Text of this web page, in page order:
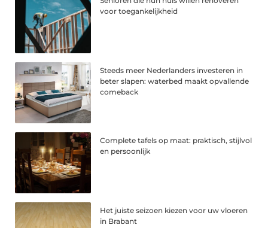
voor toegankelijkheid
Steeds meer Nederlanders investeren in
beter slapen: waterbed maakt opvallende
comeback
Complete tafels op maat: praktisch, stijlvol
en persoonlijk
Het juiste seizoen kiezen voor uw vloeren
in Brabant